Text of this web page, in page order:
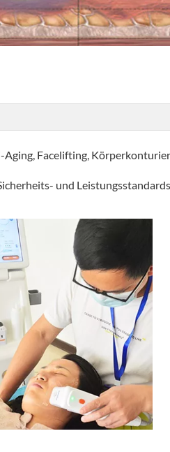
Facelifting,
und